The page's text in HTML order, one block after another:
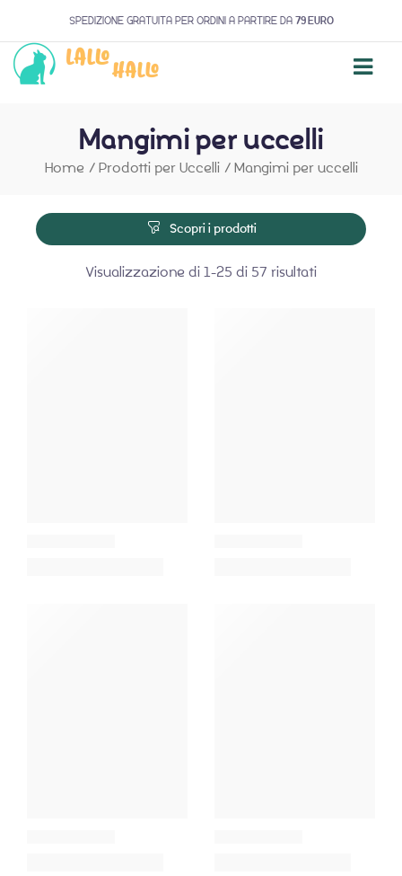
SPEDIZIONE GRATUITA PER ORDINI A PARTIRE DA 79 EURO
Mangimi per uccelli
Home / Prodotti per Uccelli / Mangimi per uccelli
Scopri i prodotti
Visualizzazione di 1-25 di 57 risultati